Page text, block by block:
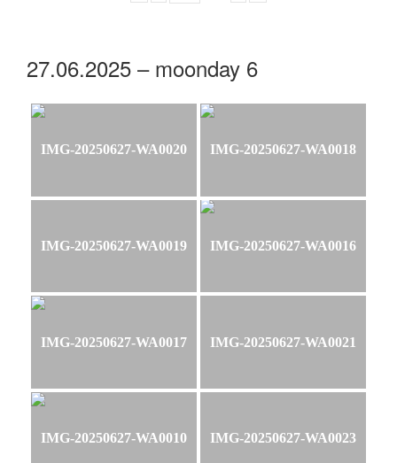
27.06.2025 – moonday 6
IMG-20250627-WA0020 IMG-20250627-WA0018
IMG-20250627-WA0019 IMG-20250627-WA0016
IMG-20250627-WA0017 IMG-20250627-WA0021
IMG-20250627-WA0010 IMG-20250627-WA0023